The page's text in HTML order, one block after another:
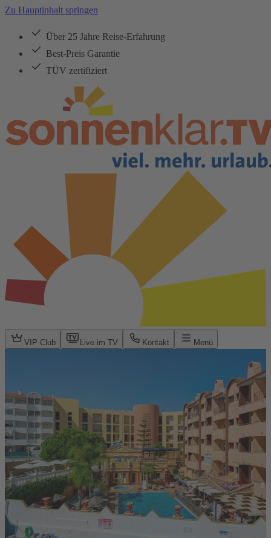
Zu Hauptinhalt springen
Über 25 Jahre Reise-Erfahrung
Best-Preis Garantie
TÜV zertifiziert
VIP Club Live im TV Kontakt Menü